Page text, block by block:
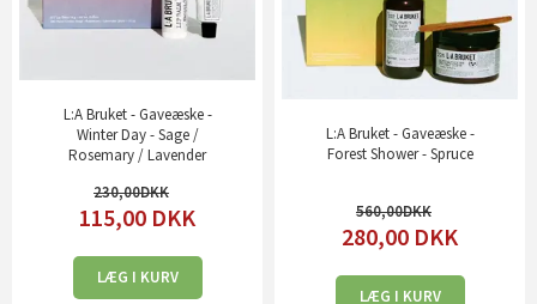
L:A Bruket - Gaveæske -
Winter Day - Sage /
Rosemary / Lavender
230,00
115,00 DKK
LÆG I KURV
L:A Bruket - Gaveæske -
Forest Shower - Spruce
560,00
280,00 DKK
LÆG I KURV